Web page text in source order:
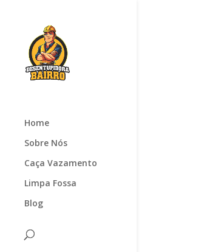
Home
Sobre Nós
Caça Vazamento
Limpa Fossa
Blog